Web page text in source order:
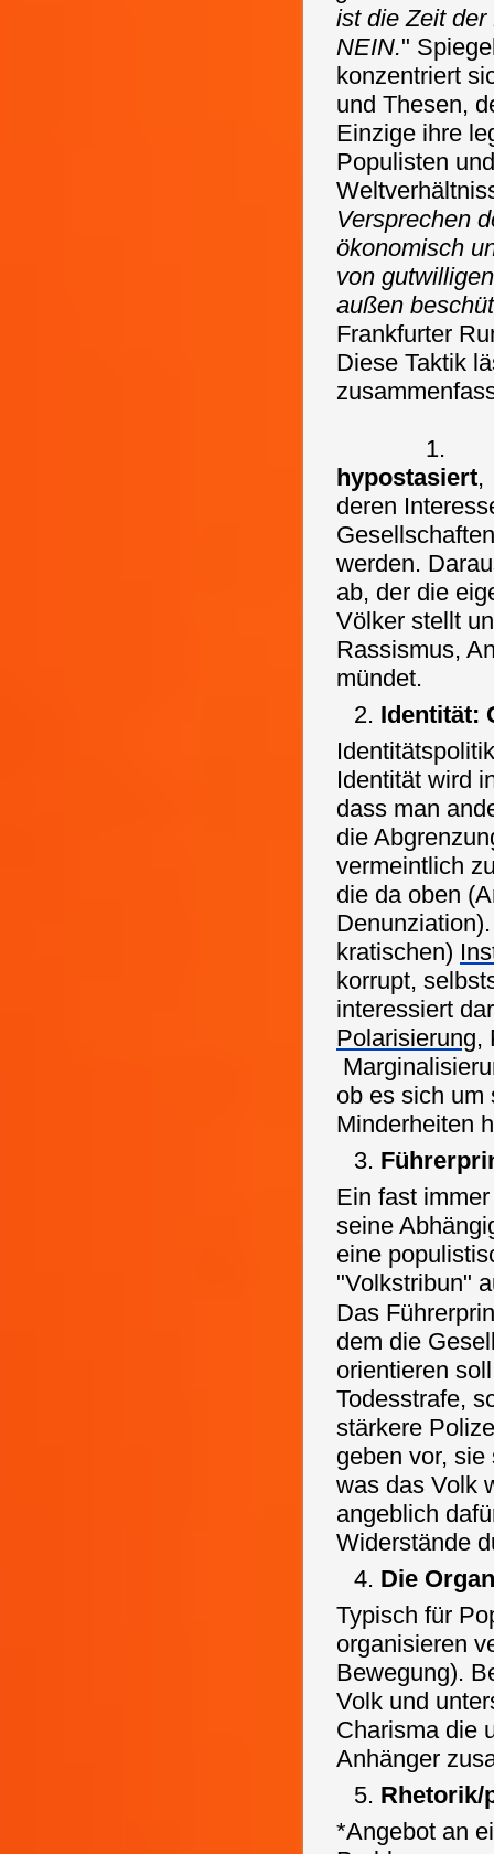
ist die Zeit
NEIN."
konzentriert
und Thesen,
Einzige ihre
Populisten
Versprechen
ökonomisch
von
außen
Frankfurter
Diese Taktik
hypostasiert,
deren
werden.
ab, der die
Völker stellt
Rassismus,
mündet.
Identität:
Identität wird
dass man
die
vermeintlich
die da oben (
kratischen)
korrupt,
interessiert
Polarisierung,
ob es sich um
Minderheiten
Ein fast
seine
eine
"Volkstribun"
Das
dem die
orientieren
Todesstrafe,
stärkere
geben vor,
was das Volk
angeblich
Widerstände
Die
Typisch für
organisieren
Bewegung).
Volk und
Charisma die
Anhänger
Rhetorik/
*Angebot an